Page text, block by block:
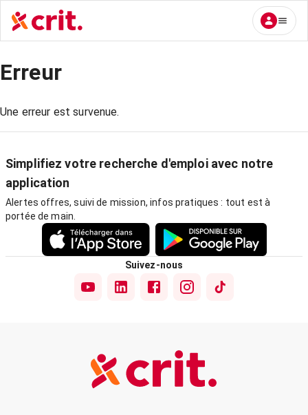
Erreur
Une erreur est survenue.
Simplifiez votre recherche d'emploi avec notre
application
Alertes offres, suivi de mission, infos pratiques : tout est à
portée de main.
Suivez-nous